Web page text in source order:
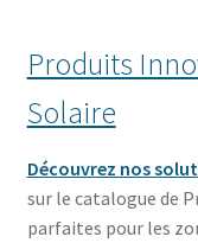
Produits
Solaire
Découvrez nos
sur le catalogue de
parfaites pour les